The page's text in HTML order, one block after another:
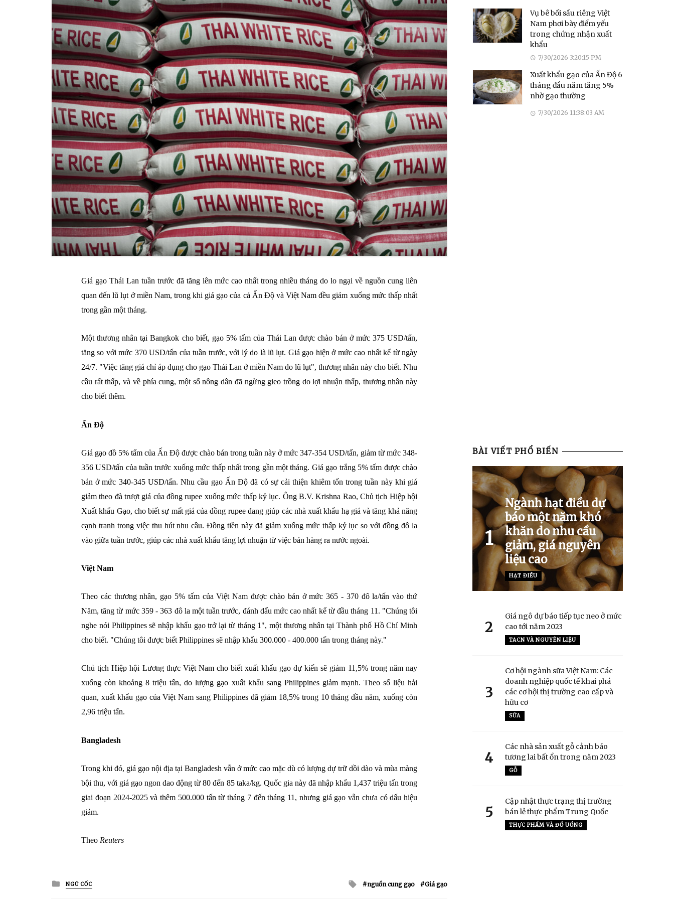
Giá gạo Thái Lan tuần trước đã tăng lên mức cao nhất trong nhiều tháng do lo ngại về nguồn cung liên
quan đến lũ lụt ở miền Nam, trong khi giá gạo của cả Ấn Độ và Việt Nam đều giảm xuống mức thấp nhất
trong gần một tháng.
Một thương nhân tại Bangkok cho biết, gạo 5% tấm của Thái Lan được chào bán ở mức 375 USD/tấn,
tăng so với mức 370 USD/tấn của tuần trước, với lý do là lũ lụt. Giá gạo hiện ở mức cao nhất kể từ ngày
24/7. "Việc tăng giá chỉ áp dụng cho gạo Thái Lan ở miền Nam do lũ lụt", thương nhân này cho biết. Nhu
cầu rất thấp, và về phía cung, một số nông dân đã ngừng gieo trồng do lợi nhuận thấp, thương nhân này
cho biết thêm.
Ấn Độ
Giá gạo đồ 5% tấm của Ấn Độ được chào bán trong tuần này ở mức 347-354 USD/tấn, giảm từ mức 348-
356 USD/tấn của tuần trước xuống mức thấp nhất trong gần một tháng. Giá gạo trắng 5% tấm được chào
bán ở mức 340-345 USD/tấn. Nhu cầu gạo Ấn Độ đã có sự cải thiện khiêm tốn trong tuần này khi giá
giảm theo đà trượt giá của đồng rupee xuống mức thấp kỷ lục. Ông B.V. Krishna Rao, Chủ tịch Hiệp hội
Xuất khẩu Gạo, cho biết sự mất giá của đồng rupee đang giúp các nhà xuất khẩu hạ giá và tăng khả năng
cạnh tranh trong việc thu hút nhu cầu. Đồng tiền này đã giảm xuống mức thấp kỷ lục so với đồng đô la
vào giữa tuần trước, giúp các nhà xuất khẩu tăng lợi nhuận từ việc bán hàng ra nước ngoài.
Việt Nam
Theo các thương nhân, gạo 5% tấm của Việt Nam được chào bán ở mức 365 - 370 đô la/tấn vào thứ
Năm, tăng từ mức 359 - 363 đô la một tuần trước, đánh dấu mức cao nhất kể từ đầu tháng 11. "Chúng tôi
nghe nói Philippines sẽ nhập khẩu gạo trở lại từ tháng 1", một thương nhân tại Thành phố Hồ Chí Minh
cho biết. "Chúng tôi được biết Philippines sẽ nhập khẩu 300.000 - 400.000 tấn trong tháng này."
Chủ tịch Hiệp hội Lương thực Việt Nam cho biết xuất khẩu gạo dự kiến ​​sẽ giảm 11,5% trong năm nay
xuống còn khoảng 8 triệu tấn, do lượng gạo xuất khẩu sang Philippines giảm mạnh. Theo số liệu hải
quan, xuất khẩu gạo của Việt Nam sang Philippines đã giảm 18,5% trong 10 tháng đầu năm, xuống còn
2,96 triệu tấn.
Bangladesh
Trong khi đó, giá gạo nội địa tại Bangladesh vẫn ở mức cao mặc dù có lượng dự trữ dồi dào và mùa màng
bội thu, với giá gạo ngon dao động từ 80 đến 85 taka/kg. Quốc gia này đã nhập khẩu 1,437 triệu tấn trong
giai đoạn 2024-2025 và thêm 500.000 tấn từ tháng 7 đến tháng 11, nhưng giá gạo vẫn chưa có dấu hiệu
giảm.
Theo Reuters
Posted
in
NGŨ CỐC Tagged
with
nguồn cung gạo Giá gạo
Vụ bê bối sầu riêng Việt
Nam phơi bày điểm yếu
trong chứng nhận xuất
khẩu
7/30/2026 3:20:15 PM
Xuất khẩu gạo của Ấn Độ 6
tháng đầu năm tăng 5%
nhờ gạo thường
7/30/2026 11:38:03 AM
BÀI VIẾT PHỔ BIẾN
1
Ngành hạt điều dự
báo một năm khó
khăn do nhu cầu
giảm, giá nguyên
liệu cao
HẠT ĐIỀU
2
Giá ngô dự báo tiếp tục neo ở mức
cao tới năm 2023
TACN VÀ NGUYÊN LIỆU
3
Cơ hội ngành sữa Việt Nam: Các
doanh nghiệp quốc tế khai phá
các cơ hội thị trường cao cấp và
hữu cơ
SỮA
4
Các nhà sản xuất gỗ cảnh báo
tương lai bất ổn trong năm 2023
GỖ
5
Cập nhật thực trạng thị trường
bán lẻ thực phẩm Trung Quốc
THỰC PHẨM VÀ ĐỒ UỐNG